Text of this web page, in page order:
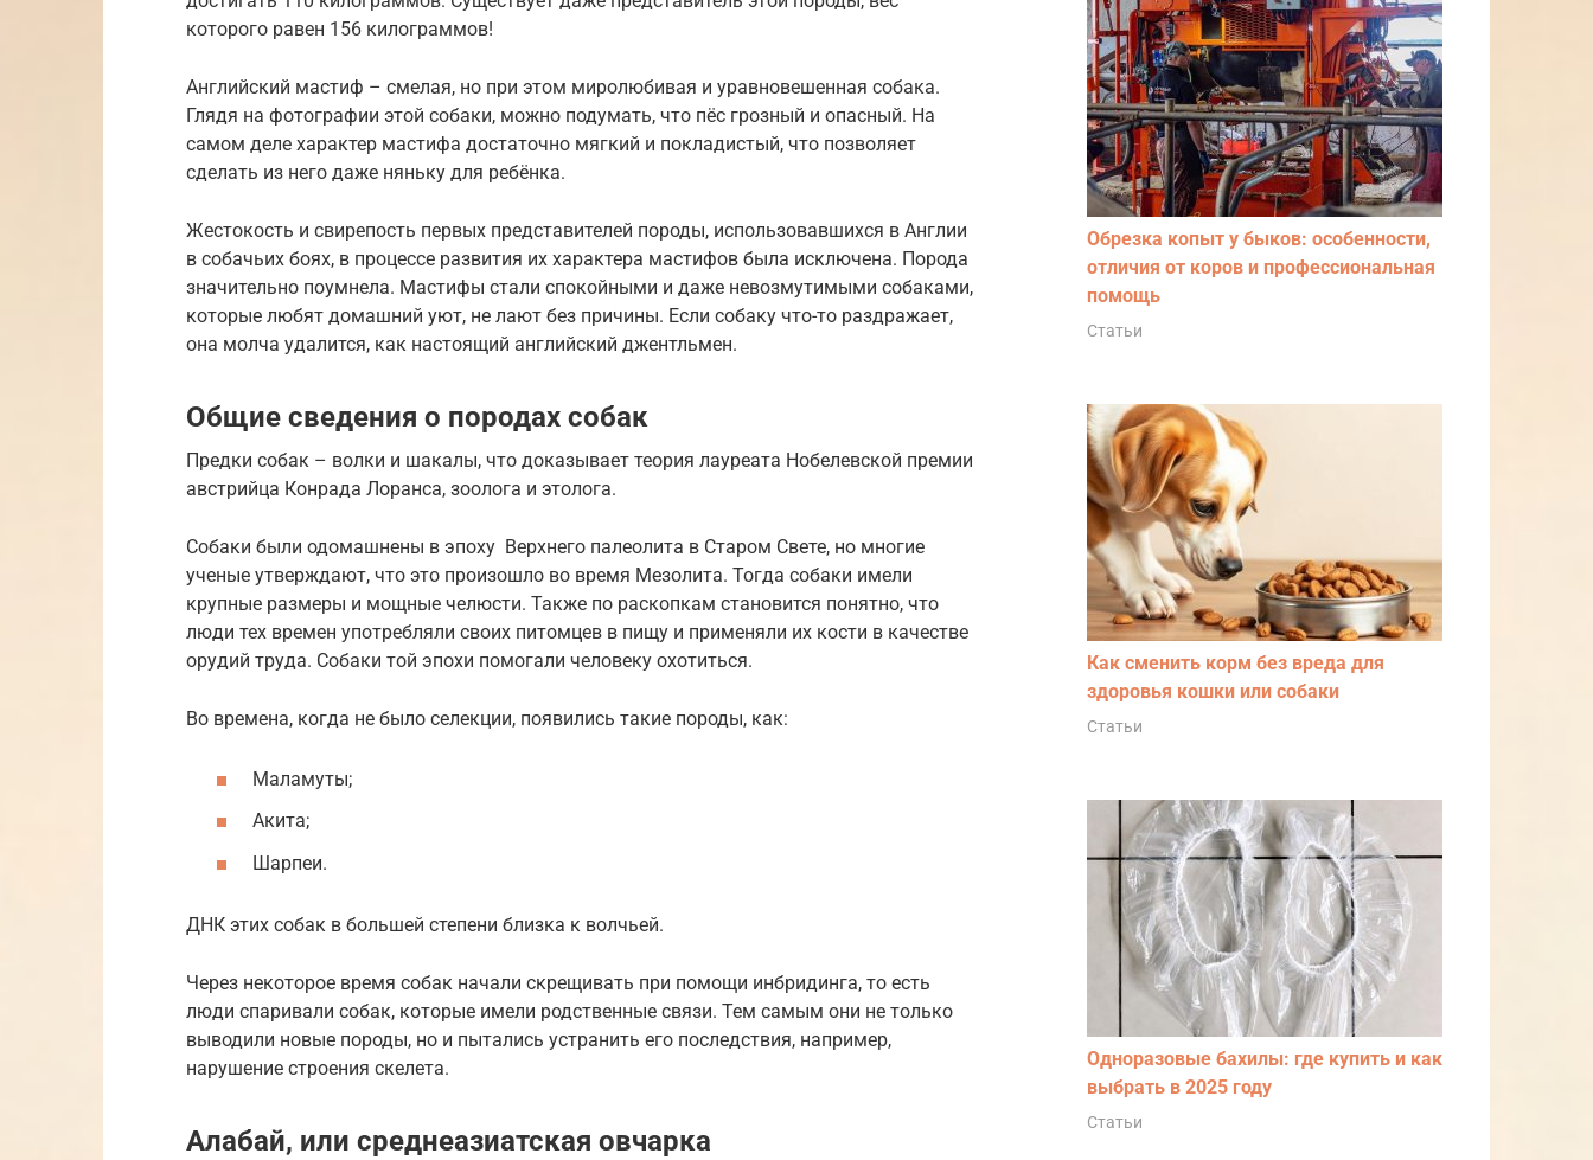
которого равен 156 килограммов!
Английский мастиф – смелая, но при этом миролюбивая и уравновешенная собака.
Глядя на фотографии этой собаки, можно подумать, что пёс грозный и опасный. На
самом деле характер мастифа достаточно мягкий и покладистый, что позволяет
сделать из него даже няньку для ребёнка.
Жестокость и свирепость первых представителей породы, использовавшихся в Англии
в собачьих боях, в процессе развития их характера мастифов была исключена. Порода
значительно поумнела. Мастифы стали спокойными и даже невозмутимыми собаками,
которые любят домашний уют, не лают без причины. Если собаку что-то раздражает,
она молча удалится, как настоящий английский джентльмен.
Общие сведения о породах собак
Предки собак – волки и шакалы, что доказывает теория лауреата Нобелевской премии
австрийца Конрада Лоранса, зоолога и этолога.
Собаки были одомашнены в эпоху Верхнего палеолита в Старом Свете, но многие
ученые утверждают, что это произошло во время Мезолита. Тогда собаки имели
крупные размеры и мощные челюсти. Также по раскопкам становится понятно, что
люди тех времен употребляли своих питомцев в пищу и применяли их кости в качестве
орудий труда. Собаки той эпохи помогали человеку охотиться.
Во времена, когда не было селекции, появились такие породы, как:
Маламуты;
Акита;
Шарпеи.
ДНК этих собак в большей степени близка к волчьей.
Через некоторое время собак начали скрещивать при помощи инбридинга, то есть
люди спаривали собак, которые имели родственные связи. Тем самым они не только
выводили новые породы, но и пытались устранить его последствия, например,
нарушение строения скелета.
Алабай, или среднеазиатская овчарка
Обрезка копыт у быков: особенности,
отличия от коров и профессиональная
помощь
Статьи
Как сменить корм без вреда для
здоровья кошки или собаки
Статьи
Одноразовые бахилы: где купить и как
выбрать в 2025 году
Статьи